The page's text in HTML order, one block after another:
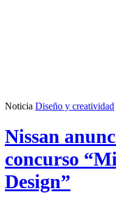
Noticia Diseño y creatividad
Nissan
concurso
Design”